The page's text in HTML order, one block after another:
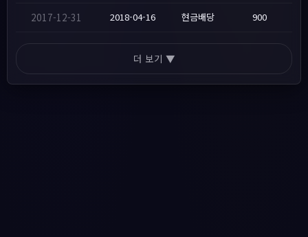
2017-12-31 2018-04-16 현금배당 900
더 보기 ▼